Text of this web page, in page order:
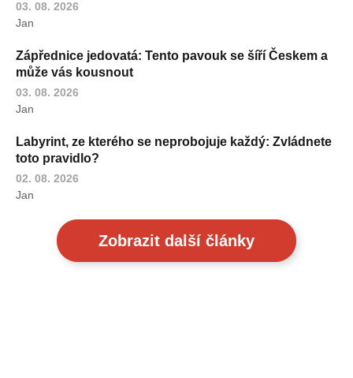
03. 08. 2026
Jan
Zápřednice jedovatá: Tento pavouk se šíří Českem a
může vás kousnout
03. 08. 2026
Jan
Labyrint, ze kterého se neprobojuje každý: Zvládnete
toto pravidlo?
02. 08. 2026
Jan
Zobrazit další články